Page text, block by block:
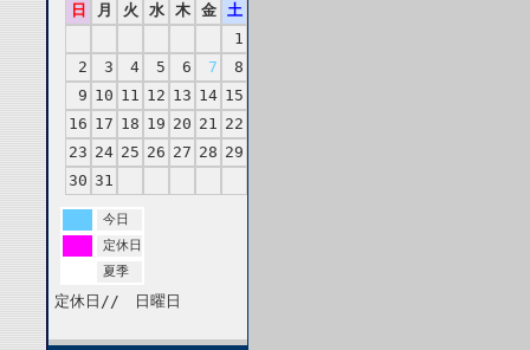
日
月 火 水 木 金
土
1
2
3 4 5 6 7
8
9 10 11 12 13 14 15
16 17 18 19 20 21 22
23 24 25 26 27 28 29
30 31
今日
定休日
夏季
定休日// 日曜日